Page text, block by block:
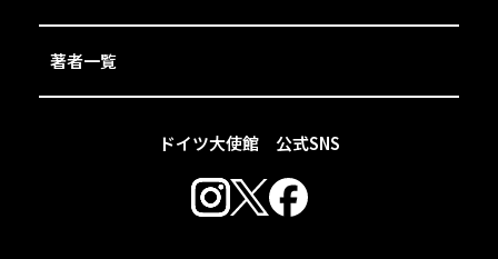
ドイツ大使館 公式SNS
著者一覧